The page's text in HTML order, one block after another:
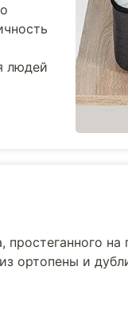
людей
простеганного
ортопены и